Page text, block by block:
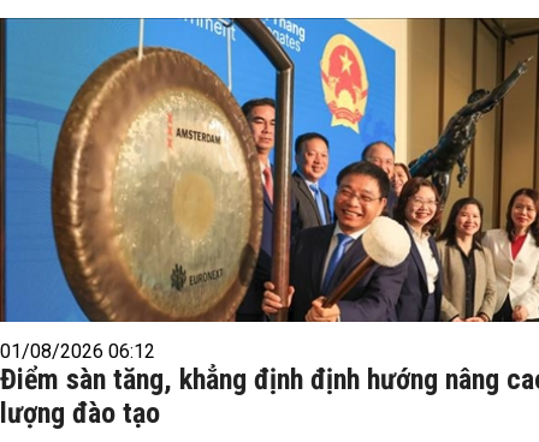
01/08/2026 06:12
Điểm sàn tăng, khẳng định định hướng nâng
lượng đào tạo